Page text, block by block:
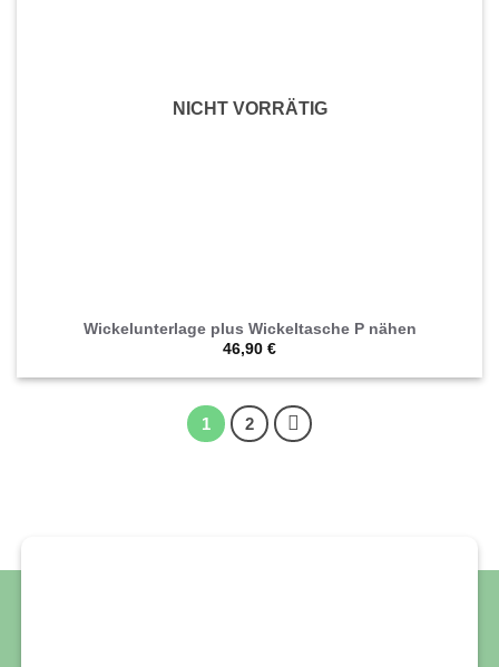
NICHT VORRÄTIG
Wickelunterlage plus Wickeltasche P nähen
46,90 €
1 2